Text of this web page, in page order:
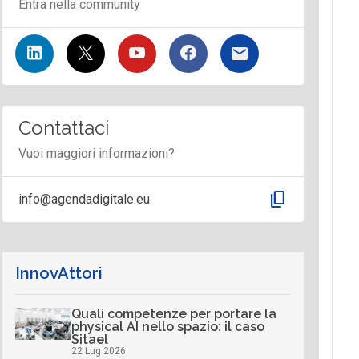
Entra nella community
Contattaci
Vuoi maggiori informazioni?
info@agendadigitale.eu content_copy
InnovAttori
Quali competenze per portare la
physical AI nello spazio: il caso
Sitael
22 Lug 2026